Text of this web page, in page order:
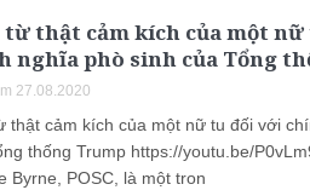
từ thật cảm kích của một
nghĩa phò sinh của Tổng
27.08.2020
thật cảm kích của một nữ tu đối với
thống Trump https://youtu.be/
Byrne, POSC, là một tron